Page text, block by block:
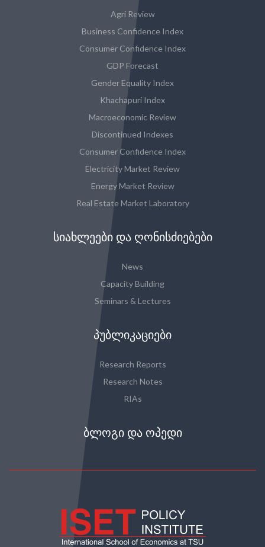
Agri Review
Business Confidence Index
Consumer Confidence Index
GDP Forecast
Gender Equality Index
Khachapuri Index
Macroeconomic Review
Discontinued Indexes
Consumer Confidence Index
Electricity Market Review
Energy Market Review
Real Estate Market Laboratory
ᲡᲘᲐᲮᲚᲔᲔᲑᲘ ᲓᲐ ᲦᲝᲜᲘᲡᲫᲘᲔᲑᲔᲑᲘ
News
Capacity Building
Seminars & Lectures
ᲞᲣᲑᲚᲘᲙᲐᲪᲘᲔᲑᲘ
Research Reports
Research Notes
RIAs
ᲑᲚᲝᲒᲘ ᲓᲐ ᲝᲞᲔᲓᲘ